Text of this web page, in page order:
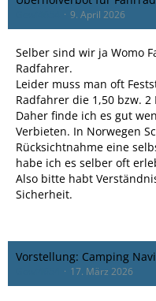
9. April 2026
Selber sind wir ja Womo
Radfahrer.
Leider muss man oft
Radfahrer die 1,50 bzw.
Daher finde ich es gut
Verbieten. In Norwegen
Rücksichtnahme eine
habe ich es selber oft
Also bitte habt
Sicherheit.
Vorstellung: Camping
17. März 2026